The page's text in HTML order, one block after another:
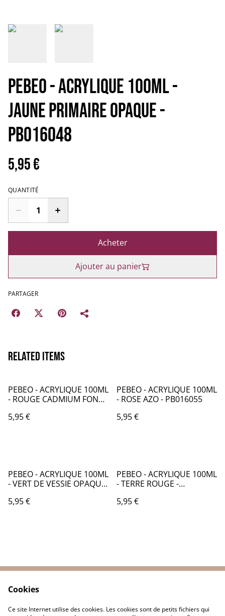
PEBEO - ACRYLIQUE 100ML -
JAUNE PRIMAIRE OPAQUE -
PB016048
5,95 €
QUANTITÉ
Acheter
Ajouter au panier
PARTAGER
Related items
PEBEO - ACRYLIQUE 100ML
- ROUGE CADMIUM FONCE
5,95 €
PEBEO - ACRYLIQUE 100ML
- ROSE AZO - PB016055
5,95 €
PEBEO - ACRYLIQUE 100ML
- VERT DE VESSIE OPAQUE
5,95 €
PEBEO - ACRYLIQUE 100ML
- TERRE ROUGE -
5,95 €
Politique de
Politique de cookies
Cookies
Ce site Internet utilise des cookies. Les cookies sont de petits fichiers qui